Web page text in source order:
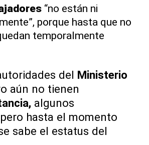
“no están ni
porque hasta que no
temporalmente
del Ministerio
aún no tienen
algunos
hasta el momento
sabe el estatus del